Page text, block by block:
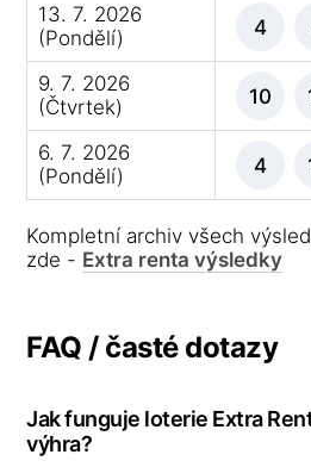
13. 7. 2026
(Pondělí)
4
9. 7. 2026
(Čtvrtek)
10
6. 7. 2026
(Pondělí)
4
Kompletní archiv všech
zde - Extra renta výsledky
FAQ / časté dotazy
Jak funguje loterie Extra
výhra?